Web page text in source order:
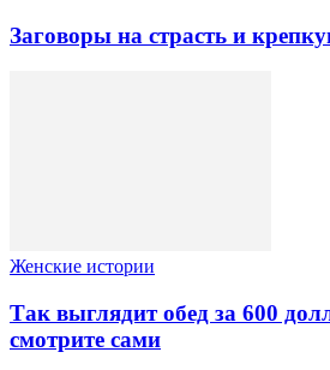
Заговоры на страсть и
Женские истории
Так выглядит обед за 600
смотрите сами